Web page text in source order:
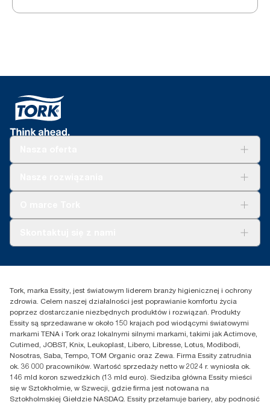
Reklamacja produktu
Przedstawiciele handlowi
Puławska 180
02-670 Warszawa
Polska
Tork, marka Essity, jest światowym liderem branży higienicznej i ochrony
zdrowia. Celem naszej działalności jest poprawianie komfortu życia
poprzez dostarczanie niezbędnych produktów i rozwiązań. Produkty
Essity są sprzedawane w około 150 krajach pod wiodącymi światowymi
markami TENA i Tork oraz lokalnymi silnymi markami, takimi jak Actimove,
Cutimed, JOBST, Knix, Leukoplast, Libero, Libresse, Lotus, Modibodi,
Nosotras, Saba, Tempo, TOM Organic oraz Zewa. Firma Essity zatrudnia
ok. 36 000 pracowników. Wartość sprzedaży netto w 2024 r. wyniosła ok.
146 mld koron szwedzkich (13 mld euro). Siedziba główna Essity mieści
się w Sztokholmie, w Szwecji, gdzie firma jest notowana na
Sztokholmskiej Giełdzie NASDAQ. Essity przełamuje bariery, aby podnosić